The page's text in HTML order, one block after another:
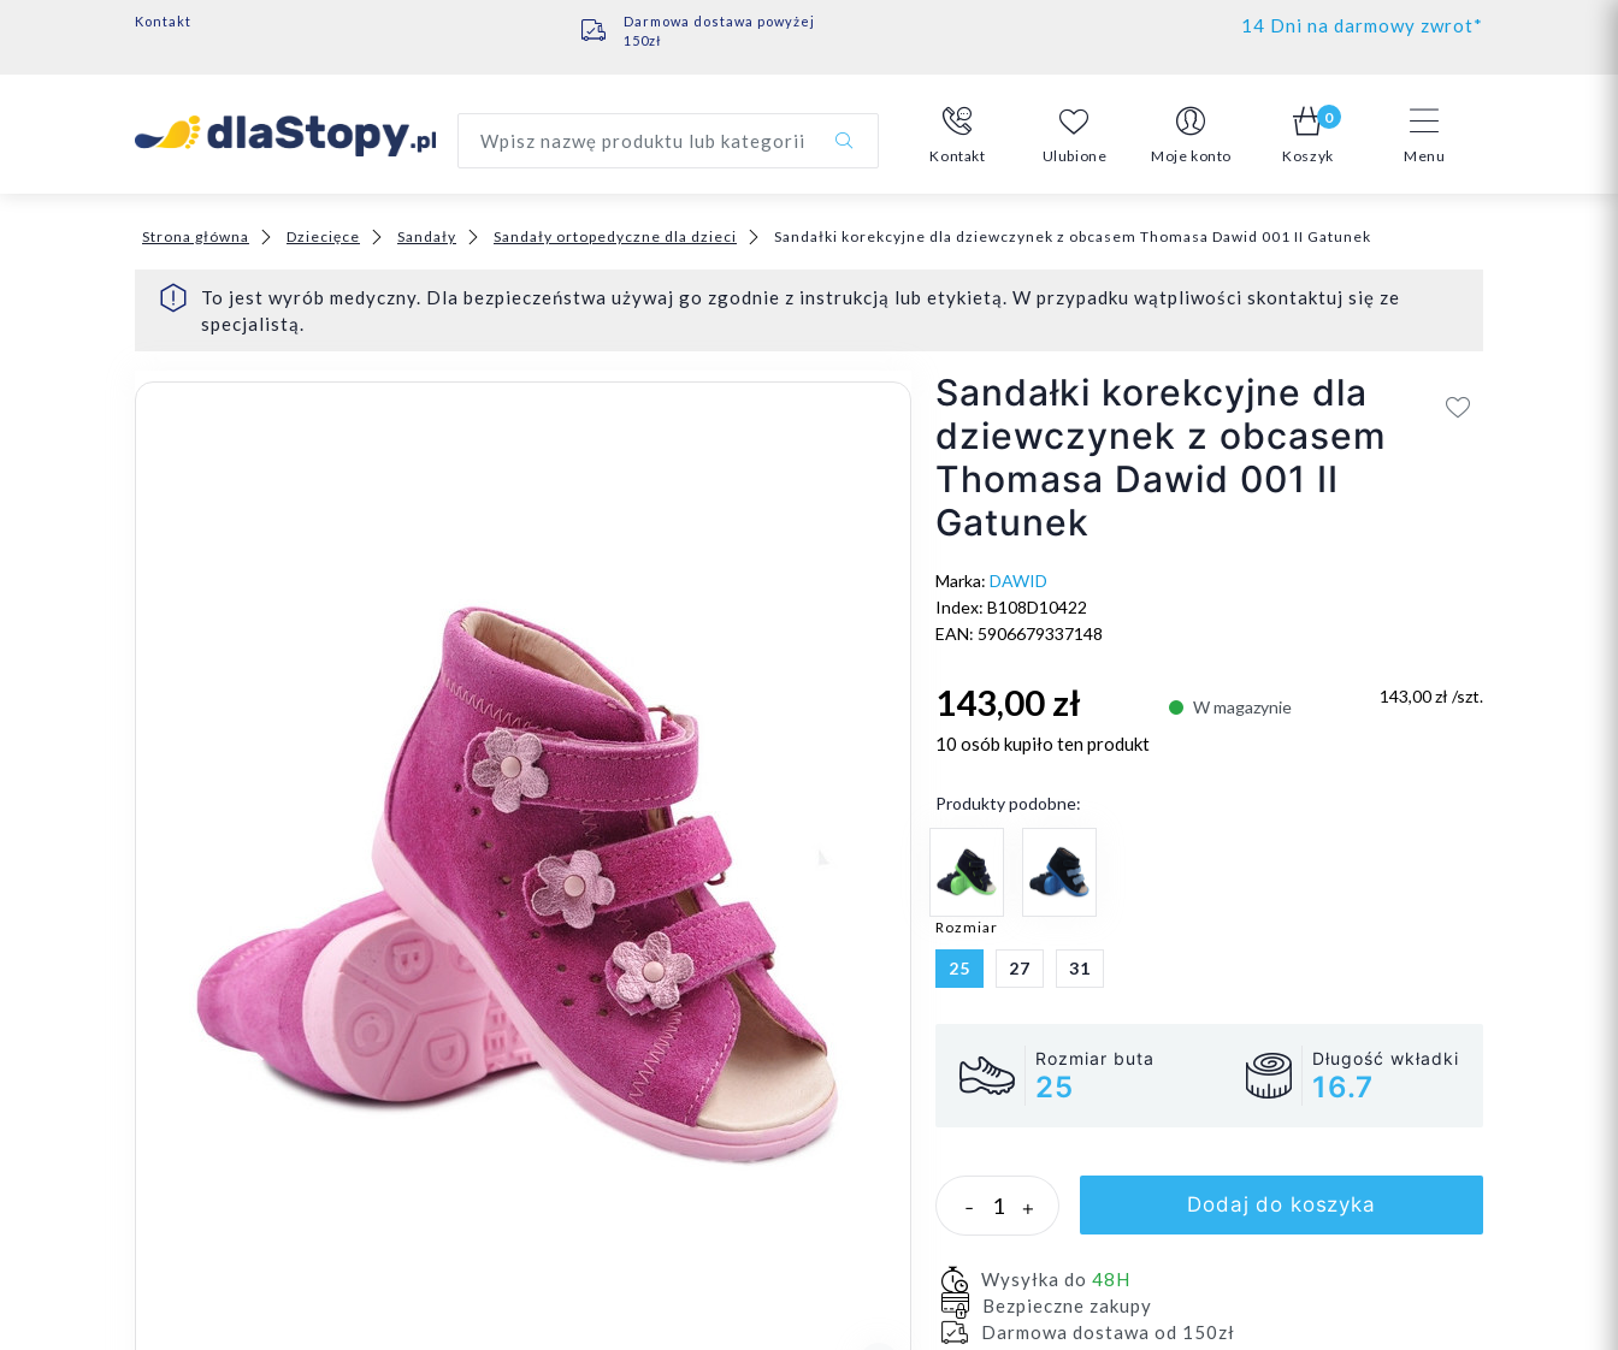
Kontakt
Darmowa dostawa powyżej
150zł
14 Dni na darmowy zwrot*
Menu
Wpisz nazwę produktu lub kategorii
Kontakt Ulubione Moje konto
0
Koszyk
Strona główna Dziecięce Sandały Sandały ortopedyczne dla dzieci Sandałki korekcyjne dla dziewczynek z obcasem Thomasa Dawid 001 II Gatunek
To jest wyrób medyczny. Dla bezpieczeństwa używaj go zgodnie z instrukcją lub etykietą. W przypadku wątpliwości skontaktuj się ze
specjalistą.
Sandałki korekcyjne dla
dziewczynek z obcasem
Thomasa Dawid 001 II
Gatunek
Marka: DAWID
Index: B108D10422
EAN: 5906679337148
143,00 zł W magazynie
143,00 zł /szt.
10 osób kupiło ten produkt
Produkty podobne:
Rozmiar
25 27 31
Rozmiar buta
25
Długość wkładki
16.7
- + Dodaj do koszyka
Wysyłka do 48H
Bezpieczne zakupy
Darmowa dostawa od 150zł